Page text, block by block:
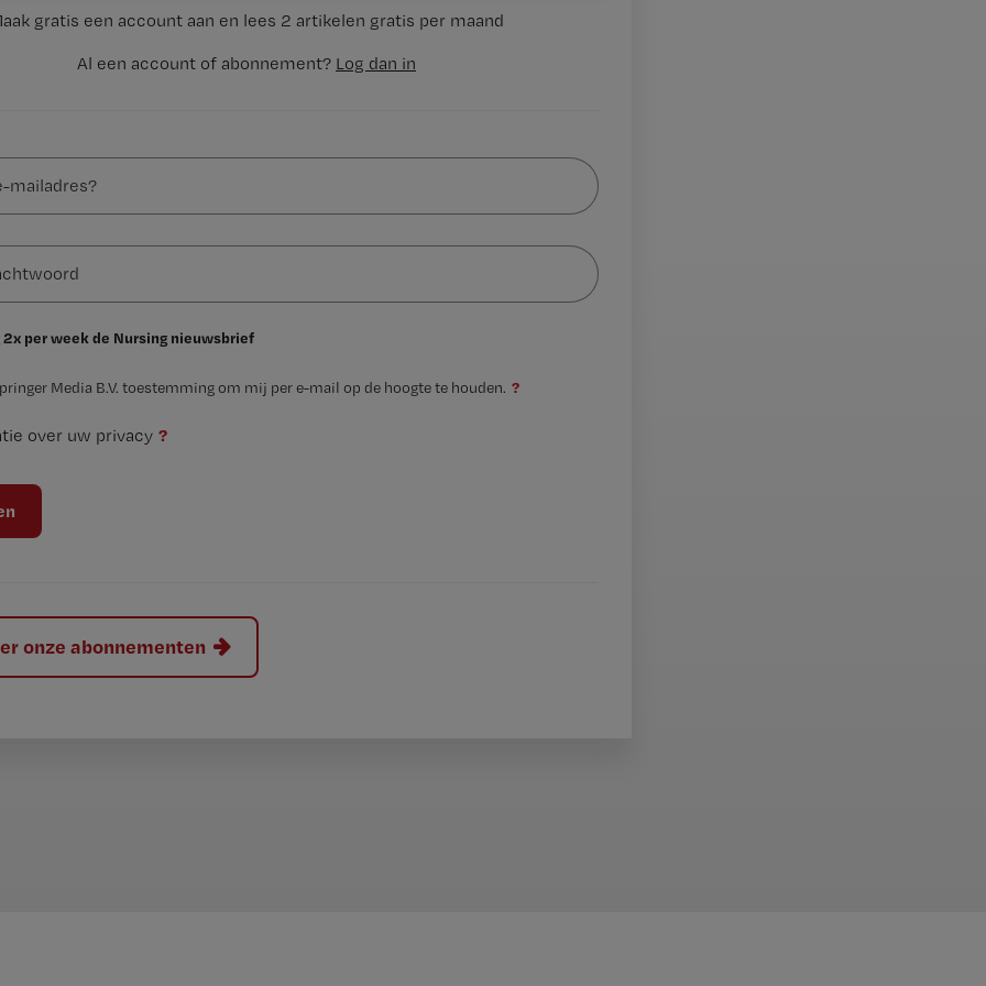
gratis een account aan en lees 2 artikelen gratis per maand
Al een account of abonnement? Log dan in
2x per week de Nursing nieuwsbrief
Media B.V. toestemming om mij per e-mail op de hoogte te houden. ?
over uw privacy ?
onze abonnementen